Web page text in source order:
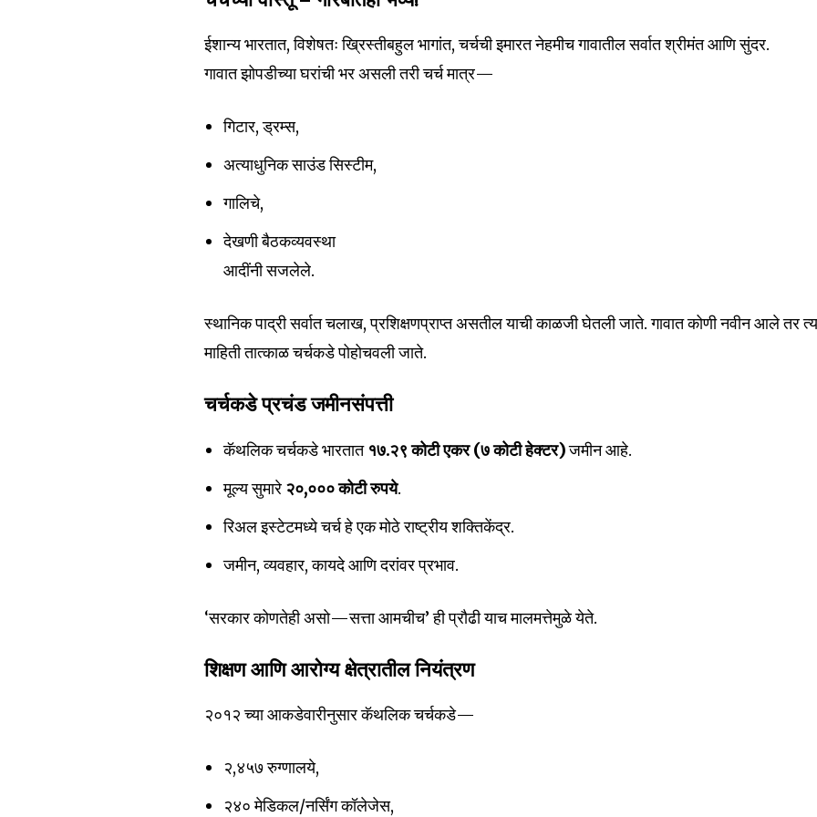
ईशान्य भारतात, विशेषतः ख्रिस्तीबहुल भागांत, चर्चची इमारत नेहमीच गावातील सर्वात श्रीमंत आणि सुंदर.
गावात झोपडीच्या घरांची भर असली तरी चर्च मात्र—
गिटार, ड्रम्स,
अत्याधुनिक साउंड सिस्टीम,
गालिचे,
देखणी बैठकव्यवस्था
आदींनी सजलेले.
स्थानिक पाद्री सर्वात चलाख, प्रशिक्षणप्राप्त असतील याची काळजी घेतली जाते. गावात कोणी नवीन आले तर
माहिती तात्काळ चर्चकडे पोहोचवली जाते.
चर्चकडे प्रचंड जमीनसंपत्ती
कॅथलिक चर्चकडे भारतात १७.२९ कोटी एकर (७ कोटी हेक्टर)जमीन आहे.
मूल्य सुमारे २०,००० कोटी रुपये.
रिअल इस्टेटमध्ये चर्च हे एक मोठे राष्ट्रीय शक्तिकेंद्र.
जमीन, व्यवहार, कायदे आणि दरांवर प्रभाव.
‘सरकार कोणतेही असो—सत्ता आमचीच’ ही प्रौढी याच मालमत्तेमुळे येते.
शिक्षण आणि आरोग्य क्षेत्रातील नियंत्रण
२०१२ च्या आकडेवारीनुसार कॅथलिक चर्चकडे—
२,४५७ रुग्णालये,
२४० मेडिकल/नर्सिंग कॉलेजेस,